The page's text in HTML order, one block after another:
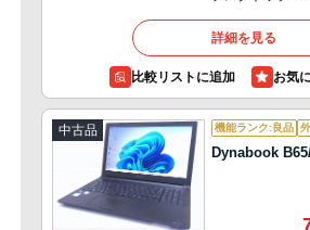
詳細を見る
比較リストに追加
中古品 機能ランク:良品
Dynabook